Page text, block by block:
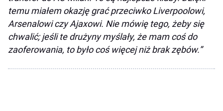
temu miałem okazję grać przeciwko Liverpoolowi,
Arsenalowi czy Ajaxowi. Nie mówię tego, żeby się
chwalić; jeśli te drużyny myślały, że mam coś do
zaoferowania, to było coś więcej niż brak zębów.”